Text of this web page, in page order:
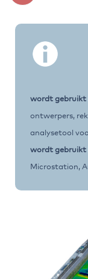
wordt gebruikt
ontwerpers,
analysetool
wordt gebruikt
Microstation,